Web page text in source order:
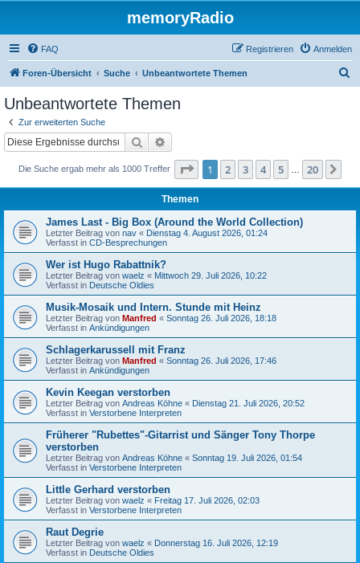
memoryRadio
FAQ Anmelden
Registrieren
Foren-Übersicht Suche Unbeantwortete Themen
Unbeantwortete Themen
Zur erweiterten Suche
Suche
Die Suche ergab mehr als 1000 Treffer Seite 1von 20
1 2 3 4 5 20
Themen
James Last - Big Box (Around the World Collection)
Letzter Beitrag von nav « Dienstag 4. August 2026, 01:24
Verfasst in CD-Besprechungen
Wer ist Hugo Rabattnik?
Letzter Beitrag von waelz « Mittwoch 29. Juli 2026, 10:22
Verfasst in Deutsche Oldies
Musik-Mosaik und Intern. Stunde mit Heinz
Letzter Beitrag von Manfred « Sonntag 26. Juli 2026, 18:18
Verfasst in Ankündigungen
Schlagerkarussell mit Franz
Letzter Beitrag von Manfred « Sonntag 26. Juli 2026, 17:46
Verfasst in Ankündigungen
Kevin Keegan verstorben
Letzter Beitrag von Andreas Köhne « Dienstag 21. Juli 2026, 20:52
Verfasst in Verstorbene Interpreten
Früherer "Rubettes"-Gitarrist und Sänger Tony Thorpe
verstorben
Letzter Beitrag von Andreas Köhne « Sonntag 19. Juli 2026, 01:54
Verfasst in Verstorbene Interpreten
Little Gerhard verstorben
Letzter Beitrag von waelz « Freitag 17. Juli 2026, 02:03
Verfasst in Verstorbene Interpreten
Raut Degrie
Letzter Beitrag von waelz « Donnerstag 16. Juli 2026, 12:19
Verfasst in Deutsche Oldies